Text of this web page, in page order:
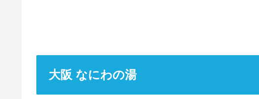
大阪 なにわの湯